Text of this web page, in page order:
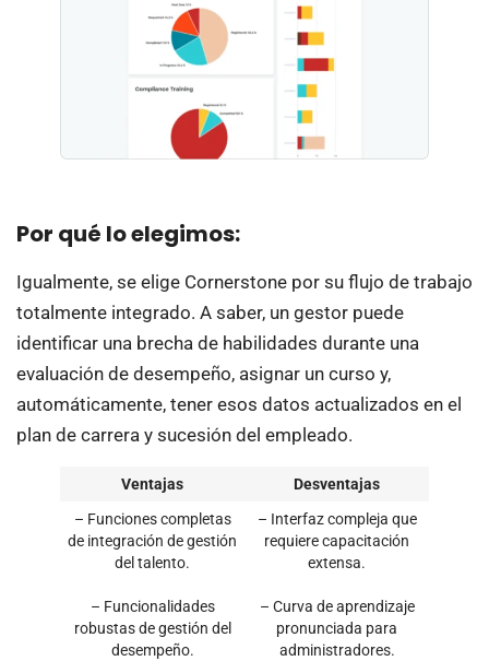
Por qué lo elegimos:
Igualmente, se elige Cornerstone por su flujo de trabajo
totalmente integrado. A saber, un gestor puede
identificar una brecha de habilidades durante una
evaluación de desempeño, asignar un curso y,
automáticamente, tener esos datos actualizados en el
plan de carrera y sucesión del empleado.
Ventajas
Desventajas
– Funciones completas
de integración de gestión
del talento.
– Funcionalidades
robustas de gestión del
desempeño.
– Interfaz compleja que
requiere capacitación
extensa.
– Curva de aprendizaje
pronunciada para
administradores.